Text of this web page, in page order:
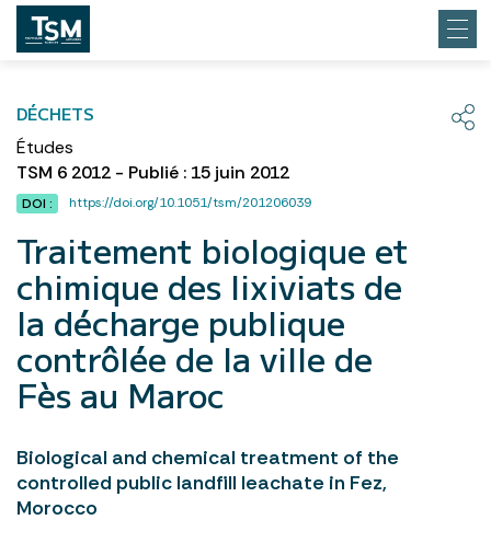
DÉCHETS
Études
TSM 6 2012 - Publié : 15 juin 2012
DOI : https://doi.org/10.1051/tsm/201206039
Traitement biologique et
chimique des lixiviats de
la décharge publique
contrôlée de la ville de
Fès au Maroc
Biological and chemical treatment of the
controlled public landfill leachate in Fez,
Morocco